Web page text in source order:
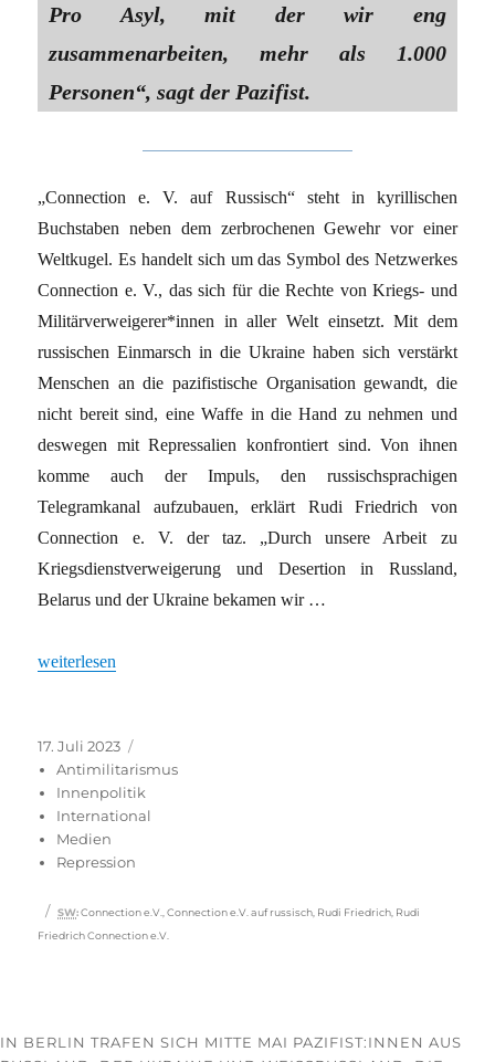
Pro Asyl, mit der wir eng
zusammenarbeiten, mehr als 1.000
Personen“, sagt der Pazifist.
„Connection e. V. auf Russisch“ steht in kyrillischen
Buchstaben neben dem zerbrochenen Gewehr vor einer
Weltkugel. Es handelt sich um das Symbol des Netzwerkes
Connection e. V., das sich für die Rechte von Kriegs- und
Mi­li­tär­ver­wei­ge­re­r*in­nen in aller Welt einsetzt. Mit dem
russischen Einmarsch in die Ukraine haben sich verstärkt
Menschen an die pazifistische Organisation gewandt, die
nicht bereit sind, eine Waffe in die Hand zu nehmen und
deswegen mit Repressalien konfrontiert sind. Von ihnen
komme auch der Impuls, den russischsprachigen
Telegramkanal aufzubauen, erklärt Rudi Friedrich von
Connection e. V. der taz. „Durch unsere Arbeit zu
Kriegsdienstverweigerung und Desertion in Russland,
Belarus und der Ukraine bekamen wir …
„Zerbrochene Gewehre“
weiterlesen
Veröffentlicht
am
17. Juli 2023
Antimilitarismus
Innenpolitik
International
Medien
Repression
Schlagwörter
SW: Connection e.V. ,Connection e.V. auf russisch Rudi Friedrich Rudi
Friedrich Connection e.V.
IN BERLIN TRAFEN SICH MITTE MAI PAZIFIST:INNEN AUS